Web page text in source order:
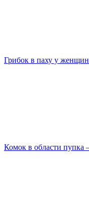
Грибок в паху у
Комок в области пупка